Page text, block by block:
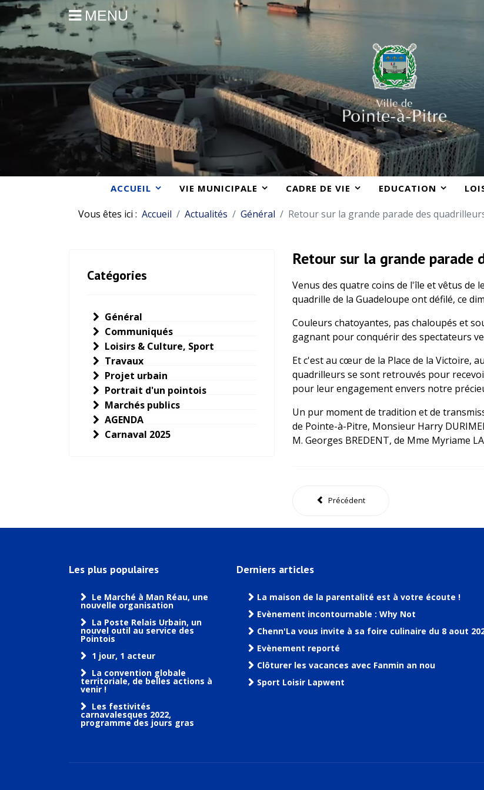
MENU
ACCUEIL VIE MUNICIPALE CADRE DE VIE EDUCATION
Vous êtes ici : Accueil Actualités Général Retour sur la grande parade des
Catégories
Général
Communiqués
Loisirs & Culture, Sport
Travaux
Projet urbain
Portrait d'un pointois
Marchés publics
AGENDA
Carnaval 2025
Retour sur la grande parade
Venus des quatre coins de l'île et vêtus de
quadrille de la Guadeloupe ont défilé, ce
Couleurs chatoyantes, pas chaloupés et
gagnant pour conquérir des spectateurs
Et c'est au cœur de la Place de la Victoire,
quadrilleurs se sont retrouvés pour
pour leur engagement envers notre
Un pur moment de tradition et de
de Pointe-à-Pitre, Monsieur Harry
M. Georges BREDENT, de Mme Myriame
Précédent
Les plus populaires
Le Marché à Man Réau, une
nouvelle organisation
La Poste Relais Urbain, un
nouvel outil au service des
Pointois
1 jour, 1 acteur
La convention globale
territoriale, de belles actions à
venir !
Les festivités
carnavalesques 2022,
programme des jours gras
Derniers articles
La maison de la parentalité est à votre écoute !
Evènement incontournable : Why Not
Chenn'La vous invite à sa foire culinaire du 8 aout
Evènement reporté
Clôturer les vacances avec Fanmin an nou
Sport Loisir Lapwent